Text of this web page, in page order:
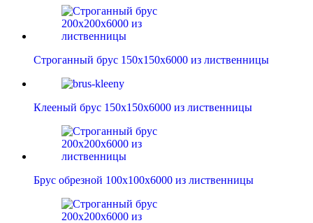
Строганный брус 150х150х6000 из лиственницы
Клееный брус 150х150х6000 из лиственницы
Брус обрезной 100х100х6000 из лиственницы